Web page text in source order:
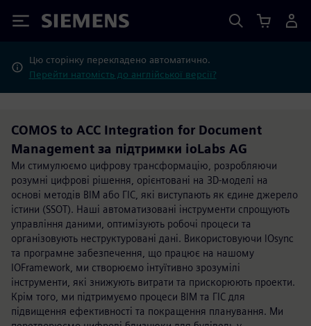
Siemens
Цю сторінку перекладено автоматично.
Перейти натомість до англійської версії?
COMOS to ACC Integration for Document
Management за підтримки ioLabs AG
Ми стимулюємо цифрову трансформацію, розробляючи
розумні цифрові рішення, орієнтовані на 3D-моделі на
основі методів BIM або ГІС, які виступають як єдине джерело
істини (SSOT). Наші автоматизовані інструменти спрощують
управління даними, оптимізують робочі процеси та
організовують неструктуровані дані. Використовуючи IOsync
та програмне забезпечення, що працює на нашому
IOFramework, ми створюємо інтуїтивно зрозумілі
інструменти, які знижують витрати та прискорюють проекти.
Крім того, ми підтримуємо процеси BIM та ГІС для
підвищення ефективності та покращення планування. Ми